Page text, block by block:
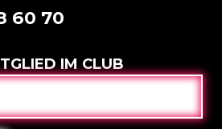
60 70
IM CLUB